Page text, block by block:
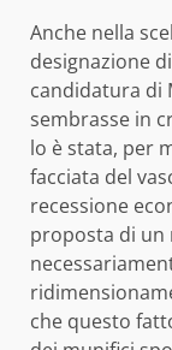
Anche nella
designazione
candidatura di
sembrasse in
lo è stata, per
facciata del
recessione
proposta di un
che questo